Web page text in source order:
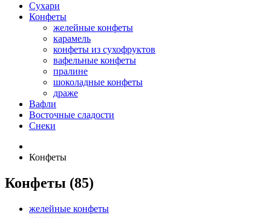
Сухари
Конфеты
желейные конфеты
карамель
конфеты из сухофруктов
вафельные конфеты
пралине
шоколадные конфеты
драже
Вафли
Восточные сладости
Снеки
Конфеты
Конфеты (85)
желейные конфеты